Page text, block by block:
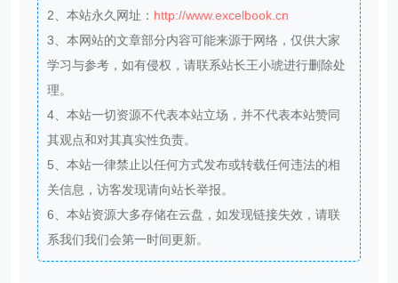
2、本站永久网址： http://www.excelbook.cn
3、本网站的文章部分内容可能来源于网络，仅供大家
学习与参考，如有侵权，请联系站长王小琥进行删除处
理。
4、本站一切资源不代表本站立场，并不代表本站赞同
其观点和对其真实性负责。
5、本站一律禁止以任何方式发布或转载任何违法的相
关信息，访客发现请向站长举报。
6、本站资源大多存储在云盘，如发现链接失效，请联
系我们我们会第一时间更新。